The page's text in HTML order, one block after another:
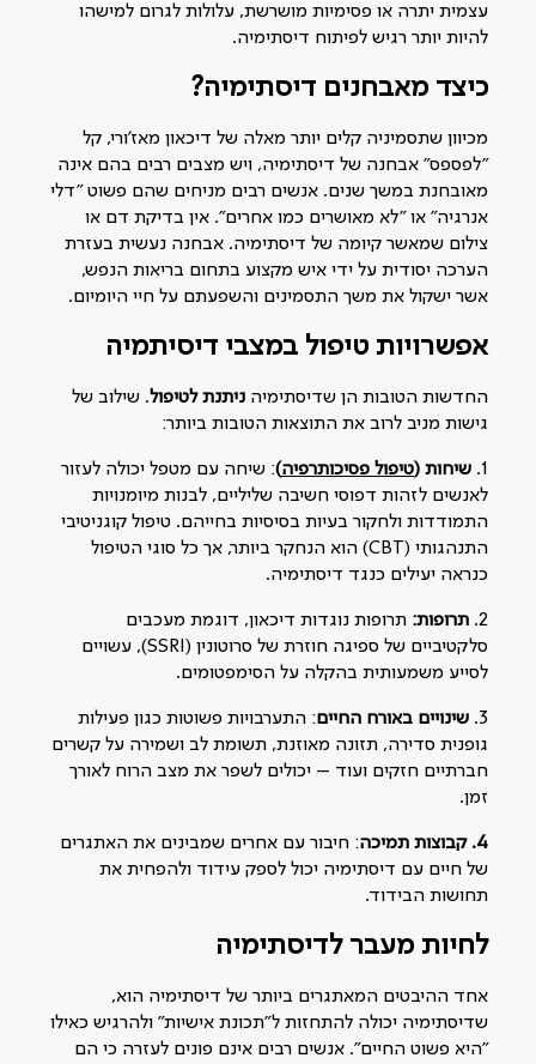
עצמית יתרה או פסימיות מושרשת, עלולות לגרום למישהו
להיות יותר רגיש לפיתוח דיסתימיה.
כיצד מאבחנים דיסתימיה?
מכיוון שתסמיניה קלים יותר מאלה של דיכאון מאז'ורי, קל
"לפספס" אבחנה של דיסתימיה, ויש מצבים רבים בהם אינה
מאובחנת במשך שנים. אנשים רבים מניחים שהם פשוט "דלי
אנרגיה" או "לא מאושרים כמו אחרים". אין בדיקת דם או
צילום שמאשר קיומה של דיסתימיה. אבחנה נעשית בעזרת
הערכה יסודית על ידי איש מקצוע בתחום בריאות הנפש,
אשר ישקול את משך התסמינים והשפעתם על חיי היומיום.
אפשרויות טיפול במצבי דיסיתמיה
החדשות הטובות הן שדיסתימיה ניתנת לטיפול. שילוב של
גישות מניב לרוב את התוצאות הטובות ביותר:
1. שיחות (טיפול פסיכותרפיה): שיחה עם מטפל יכולה לעזור
לאנשים לזהות דפוסי חשיבה שליליים, לבנות מיומנויות
התמודדות ולחקור בעיות בסיסיות בחייהם. טיפול קוגניטיבי
התנהגותי (CBT) הוא הנחקר ביותר, אך כל סוגי הטיפול
כנראה יעילים כנגד דיסתימיה.
2. תרופות: תרופות נוגדות דיכאון, דוגמת מעכבים
סלקטיביים של ספיגה חוזרת של סרוטונין (SSRI), עשויים
לסייע משמעותית בהקלה על הסימפטומים.
3. שינויים באורח החיים: התערבויות פשוטות כגון פעילות
גופנית סדירה, תזונה מאוזנת, תשומת לב ושמירה על קשרים
חברתיים חזקים ועוד – יכולים לשפר את מצב הרוח לאורך
זמן.
4. קבוצות תמיכה
: חיבור עם אחרים שמבינים את האתגרים
של חיים עם דיסתימיה יכול לספק עידוד ולהפחית את
תחושות הבידוד.
לחיות מעבר לדיסתימיה
אחד ההיבטים המאתגרים ביותר של דיסתימיה הוא,
שדיסתימיה יכולה להתחזות ל"תכונת אישיות" ולהרגיש כאילו
"היא פשוט החיים". אנשים רבים אינם פונים לעזרה כי הם